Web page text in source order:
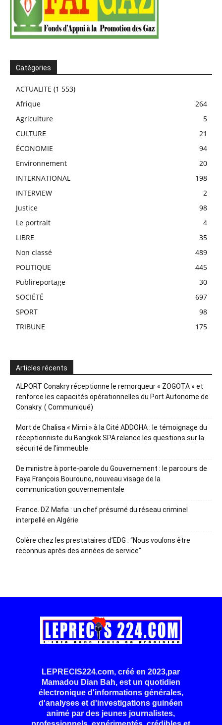
Catégories
ACTUALITE (1 553)
Afrique
264
Agriculture
5
CULTURE
21
ÉCONOMIE
94
Environnement
20
INTERNATIONAL
198
INTERVIEW
2
Justice
98
Le portrait
4
LIBRE
35
Non classé
489
POLITIQUE
445
Publireportage
30
SOCIÉTÉ
697
SPORT
98
TRIBUNE
175
Articles récents
ALPORT Conakry réceptionne le remorqueur « ZOGOTA » et
renforce les capacités opérationnelles du Port Autonome de
Conakry. ( Communiqué)
Mort de Chalisa « Mimi » à la Cité ADDOHA : le témoignage du
réceptionniste du Bangkok SPA relance les questions sur la
sécurité de l’immeuble
De ministre à porte-parole du Gouvernement : le parcours de
Faya François Bourouno, nouveau visage de la
communication gouvernementale
France. DZ Mafia : un chef présumé du réseau criminel
interpellé en Algérie
Colère chez les prestataires d’EDG : “Nous voulons être
reconnus après des années de service”
LEPRECIS224.com, créé en 2023,par
Mamadou Dian Bah, est un quotidien
électronique d'informations générales,
d'analyses et d'investigations guinéen
animé par des jeunes journalistes,